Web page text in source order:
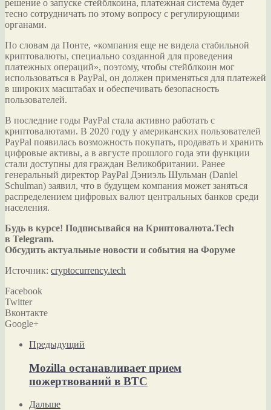
решение о запуске стейблкоина, платежная система будет
тесно сотрудничать по этому вопросу с регулирующими
органами.
По словам да Понте, «компания еще не видела стабильной
криптовалюты, специально созданной для проведения
платежных операций», поэтому, чтобы стейблкоин мог
использоваться в PayPal, он должен применяться для платежей
в широких масштабах и обеспечивать безопасность
пользователей.
В последние годы PayPal стала активно работать с
криптовалютами. В 2020 году у американских пользователей
PayPal появилась возможность покупать, продавать и хранить
цифровые активы, а в августе прошлого года эти функции
стали доступны для граждан Великобритании. Ранее
генеральный директор PayPal Дэниэль Шульман (Daniel
Schulman) заявил, что в будущем компания может заняться
распределением цифровых валют центральных банков среди
населения.
Будь в курсе! Подписывайся на Криптовалюта.Tech
в Telegram.
Обсудить актуальные новости и события на Форуме
Источник: cryptocurrency.tech
Facebook
Twitter
Вконтакте
Google+
Предыдущий
Mozilla останавливает прием
пожертвований в BTC
Дальше